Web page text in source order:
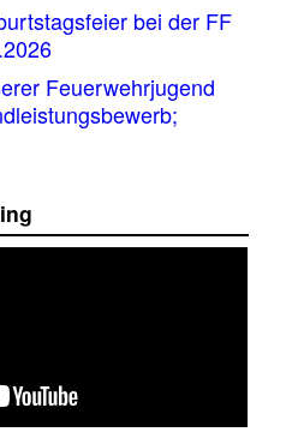
bei der FF
Feuerwehrjugend